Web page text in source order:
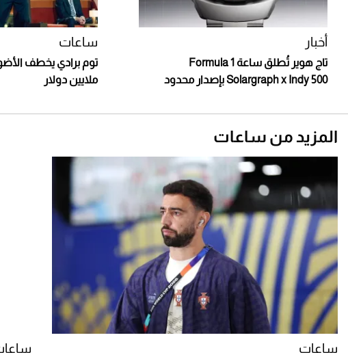
أخبار
تاج هوير تُطلق ساعة Formula 1
Solargraph x Indy 500 بإصدار محدود
ساعات
ملايين دولار
المزيد من ساعات
ساعات